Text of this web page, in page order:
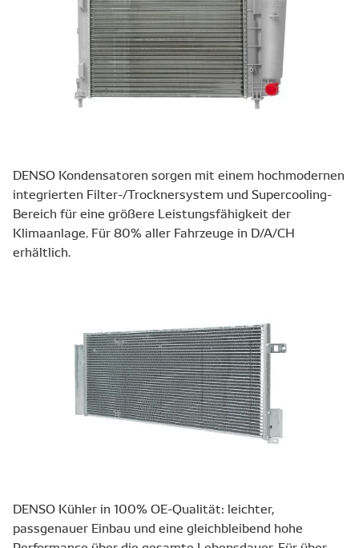
DENSO Kondensatoren sorgen mit einem hochmodernen
integrierten Filter-/Trocknersystem und Supercooling-
Bereich für eine größere Leistungsfähigkeit der
Klimaanlage. Für 80% aller Fahrzeuge in D/A/CH
erhältlich.
DENSO Kühler in 100% OE-Qualität: leichter,
passgenauer Einbau und eine gleichbleibend hohe